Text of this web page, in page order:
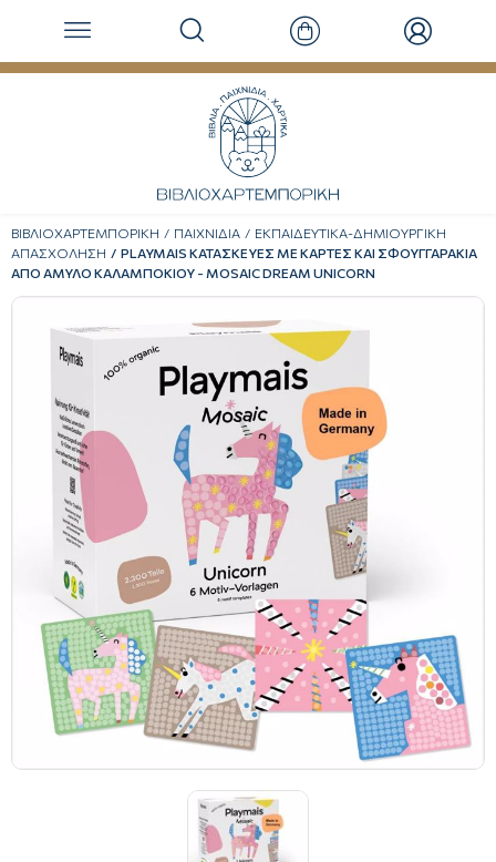
ΒΙΒΛΙΟΧΑΡΤΕΜΠΟΡΙΚΗ ΠΑΙΧΝΙΔΙΑ
ΕΚΠΑΙΔΕΥΤΙΚΑ-ΔΗΜΙΟΥΡΓΙΚΗ
ΑΠΑΣΧΟΛΗΣΗ
PLAYMAIS ΚΑΤΑΣΚΕΥΕΣ ΜΕ ΚΑΡΤΕΣ ΚΑΙ ΣΦΟΥΓΓΑΡΑΚΙΑ
ΑΠΟ ΑΜΥΛΟ ΚΑΛΑΜΠΟΚΙΟΥ - MOSAIC DREAM UNICORN